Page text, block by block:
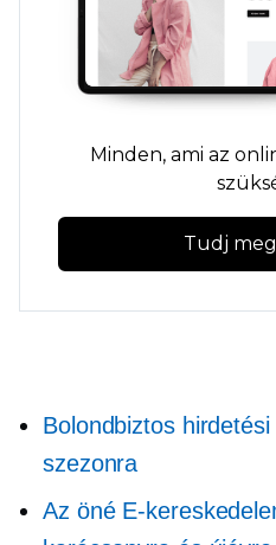
Minden, ami az
Tudj
Bolondbiztos
szezonra
Az öné E-